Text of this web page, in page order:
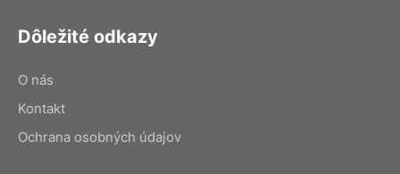
Dôležité odkazy
O nás
Kontakt
Ochrana osobných údajov